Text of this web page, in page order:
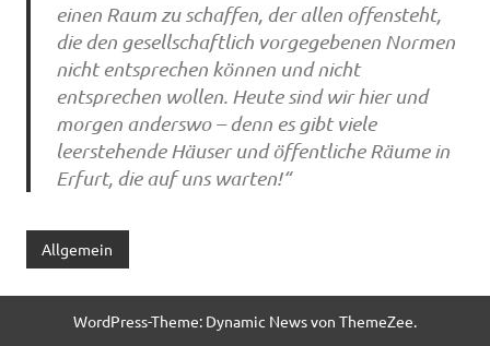
einen Raum zu schaffen, der allen offensteht,
die den gesellschaftlich vorgegebenen Normen
nicht entsprechen können und nicht
entsprechen wollen. Heute sind wir hier und
morgen anderswo – denn es gibt viele
leerstehende Häuser und öffentliche Räume in
Erfurt, die auf uns warten!“
Allgemein
WordPress-Theme: Dynamic News von ThemeZee.